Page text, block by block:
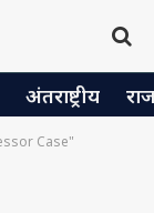
अंतराष्ट्रीय
Case"